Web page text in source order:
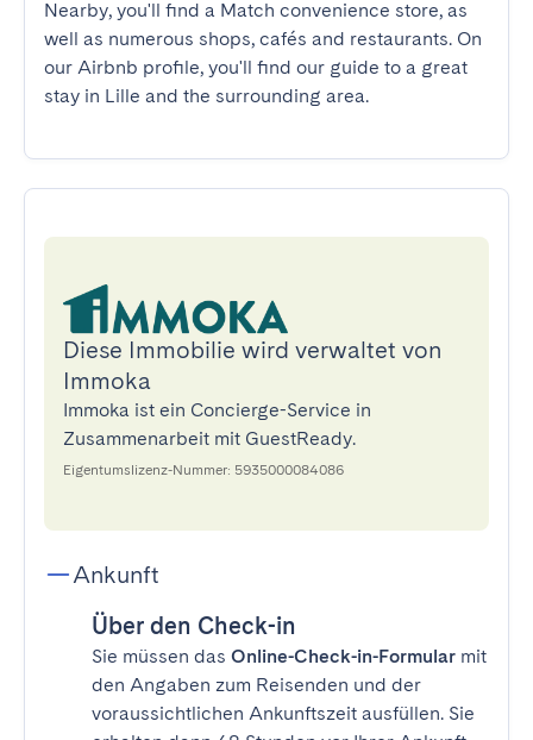
Nearby, you'll find a Match convenience store, as
well as numerous shops, cafés and restaurants. On
our Airbnb profile, you'll find our guide to a great
stay in Lille and the surrounding area.
Diese Immobilie wird verwaltet von
Immoka
Immoka ist ein Concierge-Service in
Zusammenarbeit mit GuestReady.
Eigentumslizenz-Nummer: 5935000084086
Ankunft
Über den Check-in
Sie müssen das Online-Check-in-Formular mit
den Angaben zum Reisenden und der
voraussichtlichen Ankunftszeit ausfüllen. Sie